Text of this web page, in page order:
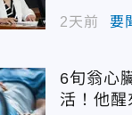
2天前 要
6旬翁心
活！他